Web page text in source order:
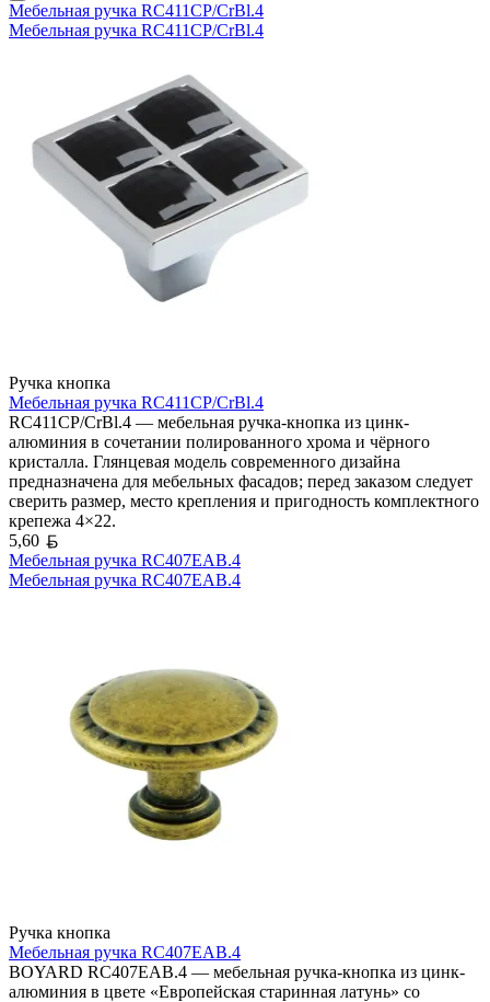
Мебельная ручка RC411CP/CrBl.4
Мебельная ручка RC411CP/CrBl.4
Ручка кнопка
Мебельная ручка RC411CP/CrBl.4
RC411CP/CrBl.4 — мебельная ручка-кнопка из цинк-
алюминия в сочетании полированного хрома и чёрного
кристалла. Глянцевая модель современного дизайна
предназначена для мебельных фасадов; перед заказом следует
сверить размер, место крепления и пригодность комплектного
крепежа 4×22.
5,60
Мебельная ручка RC407EAB.4
Мебельная ручка RC407EAB.4
Ручка кнопка
Мебельная ручка RC407EAB.4
BOYARD RC407EAB.4 — мебельная ручка-кнопка из цинк-
алюминия в цвете «Европейская старинная латунь» со